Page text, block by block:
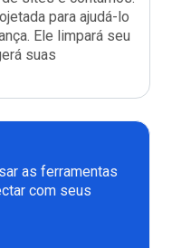
para ajudá-lo
Ele limpará seu
suas
as ferramentas
com seus